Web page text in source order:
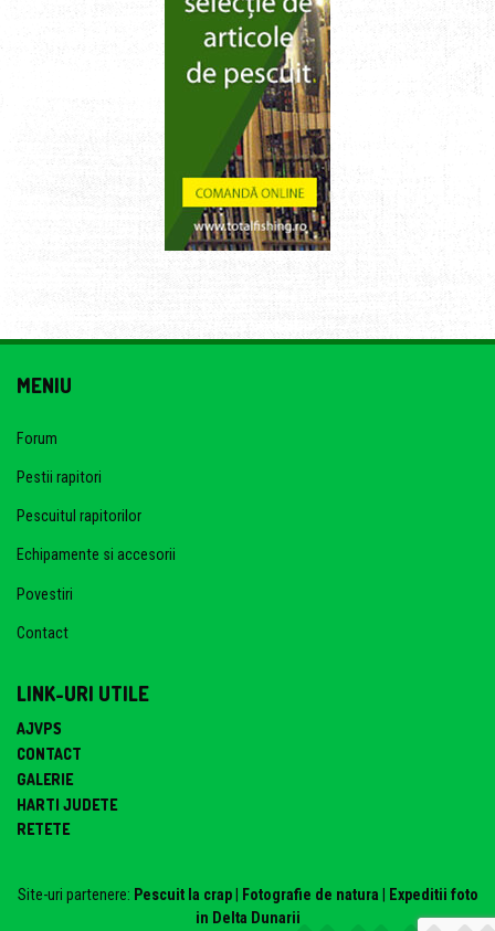
MENIU
Forum
Pestii rapitori
Pescuitul rapitorilor
Echipamente si accesorii
Povestiri
Contact
LINK-URI UTILE
AJVPS
CONTACT
GALERIE
HARTI JUDETE
RETETE
Site-uri partenere: Pescuit la crap| Fotografie de natura
Expeditii foto
in Delta Dunarii